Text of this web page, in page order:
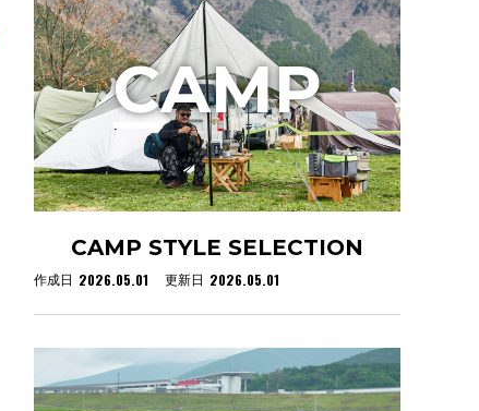
CAMP STYLE SELECTION
作成日 2026.05.01 更新日 2026.05.01
CAMP